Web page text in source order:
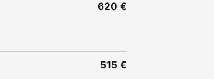
620 €
515 €